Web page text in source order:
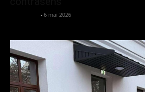
- 6 mai 2026